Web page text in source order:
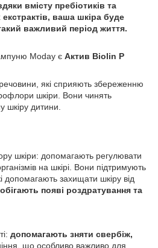
вмісту пребіотиків та
ваша шкіра буде
важливий період життя.
Moday є Актив Biolin Р
які сприяють збереженню
шкіри. Вони чинять
шкіру дитини.
шкіри: допомагають регулювати
на шкірі. Вони підтримують
допомагають захищати шкіру від
появі роздратування та
допомагають зняти свербіж,
що особливо важливо для